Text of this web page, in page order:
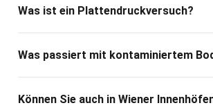
Was ist ein Plattendruckversuch?
Was passiert mit kontaminiertem
Können Sie auch in Wiener